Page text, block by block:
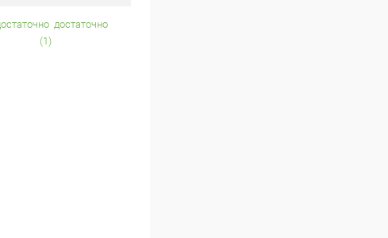
достаточно
(1)